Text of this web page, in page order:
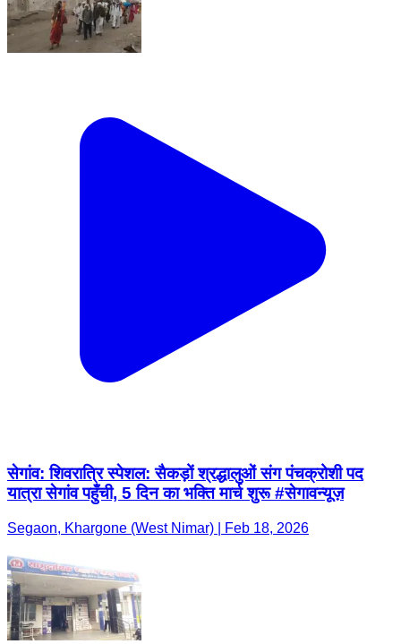
सेगांव: शिवरात्रि स्पेशल: सैकड़ों श्रद्धालुओं संग पंचक्रोशी पद
यात्रा सेगांव पहुँची, 5 दिन का भक्ति मार्च शुरू #सेगावन्यूज़
Segaon, Khargone (West Nimar) | Feb 18, 2026